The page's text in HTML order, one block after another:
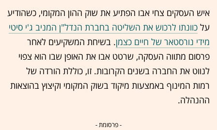
איש העסקים צחי אבו הפתיע את שוק ההון המקומי, כשהודיע
על כוונתו לרכוש את השליטה בחברת הנדל"ן המניב ג'י סיטי
מידי נורסטאר של חיים כצמן. בשיחת המשקיעים לאחר
פרסום מתווה העסקה, שרטט אבו את האופן שבו הוא צפוי
לנווט את החברה בשנים הקרובות. זו, כוללת הורדה של
רמות המינוף באמצעות מיקוד בשוק המקומי וקיצוץ בהוצאות
ההנהלה.
- פרסומת -